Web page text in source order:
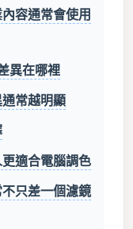
容通常會使用
異在哪裡
常越明顯
適合電腦調色
只差一個濾鏡